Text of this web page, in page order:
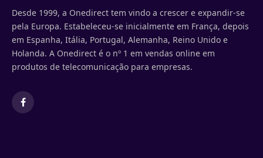
Desde 1999, a Onedirect tem vindo a crescer e expandir-se
pela Europa. Estabeleceu-se inicialmente em França, depois
em Espanha, Itália, Portugal, Alemanha, Reino Unido e
Holanda. A Onedirect é o nº 1 em vendas online em
produtos de telecomunicação para empresas.
Facebook